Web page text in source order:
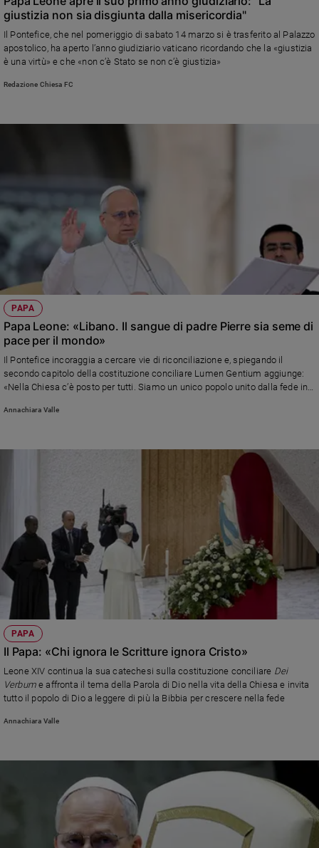
giustizia non sia disgiunta dalla misericordia"
Il Pontefice, che nel pomeriggio di sabato 14 marzo si è trasferito al Palazzo
apostolico, ha aperto l’anno giudiziario vaticano ricordando che la «giustizia
è una virtù» e che «non c’è Stato se non c’è giustizia»
Redazione Chiesa FC
PAPA
Papa Leone: «Libano. Il sangue di padre Pierre sia seme di
pace per il mondo»
Il Pontefice incoraggia a cercare vie di riconciliazione e, spiegando il
secondo capitolo della costituzione conciliare Lumen Gentium aggiunge:
«Nella Chiesa c’è posto per tutti. Siamo un unico popolo unito dalla fede in
Annachiara Valle
PAPA
Il Papa: «Chi ignora le Scritture ignora Cristo»
Leone XIV continua la sua catechesi sulla costituzione conciliare Dei
Verbume affronta il tema della Parola di Dio nella vita della Chiesa e invita
tutto il popolo di Dio a leggere di più la Bibbia per crescere nella fede
Annachiara Valle